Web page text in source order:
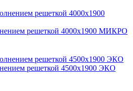
решеткой 4000х1900 МИКРО
решеткой 4500х1900 ЭКО